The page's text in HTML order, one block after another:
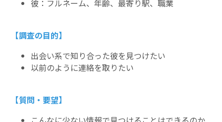
彼：フルネーム、年齢、最寄り駅、職業
【調査の目的】
出会い系で知り合った彼を見つけたい
以前のように連絡を取りたい
【質問・要望】